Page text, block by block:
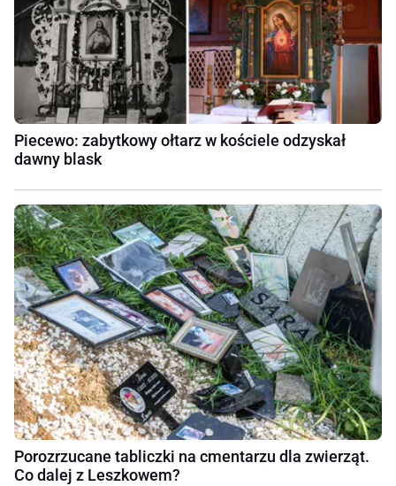
Piecewo: zabytkowy ołtarz w kościele odzyskał
dawny blask
Porozrzucane tabliczki na cmentarzu dla zwierząt.
Co dalej z Leszkowem?